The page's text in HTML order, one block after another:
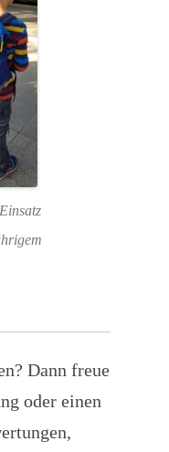
Dann freue
oder einen